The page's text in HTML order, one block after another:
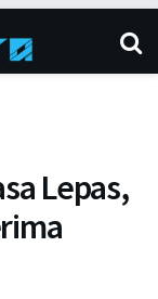
Lepas,